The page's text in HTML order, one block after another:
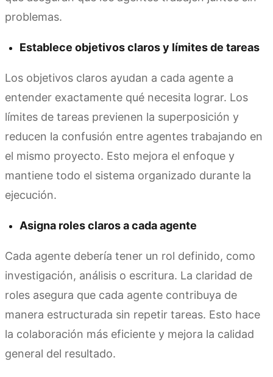
problemas.
Establece objetivos claros y límites de tareas
Los objetivos claros ayudan a cada agente a
entender exactamente qué necesita lograr. Los
límites de tareas previenen la superposición y
reducen la confusión entre agentes trabajando en
el mismo proyecto. Esto mejora el enfoque y
mantiene todo el sistema organizado durante la
ejecución.
Asigna roles claros a cada agente
Cada agente debería tener un rol definido, como
investigación, análisis o escritura. La claridad de
roles asegura que cada agente contribuya de
manera estructurada sin repetir tareas. Esto hace
la colaboración más eficiente y mejora la calidad
general del resultado.